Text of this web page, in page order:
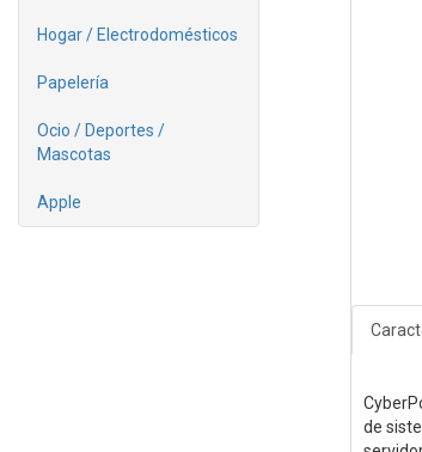
Hogar / Electrodomésticos
Papelería
Ocio / Deportes /
Mascotas
Apple
de